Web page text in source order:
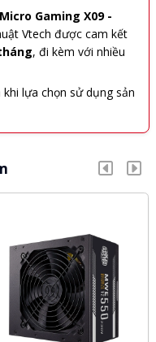
Gaming X09 -
Vtech được cam kết
, đi kèm với nhiều
lựa chọn sử dụng sản